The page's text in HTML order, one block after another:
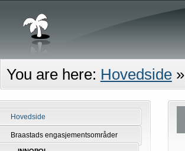
You are here: Hovedside»
Hovedside
Braastads engasjementsområder